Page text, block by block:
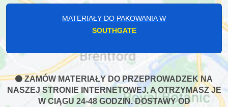
MATERIAŁY DO PAKOWANIA W
SOUTHGATE
ZAMÓW MATERIAŁY DO PRZEPROWADZEK NA
NASZEJ STRONIE INTERNETOWEJ, A OTRZYMASZ JE
W CIĄGU 24-48 GODZIN. DOSTAWY OD